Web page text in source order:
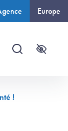
Europe
Recherche
!